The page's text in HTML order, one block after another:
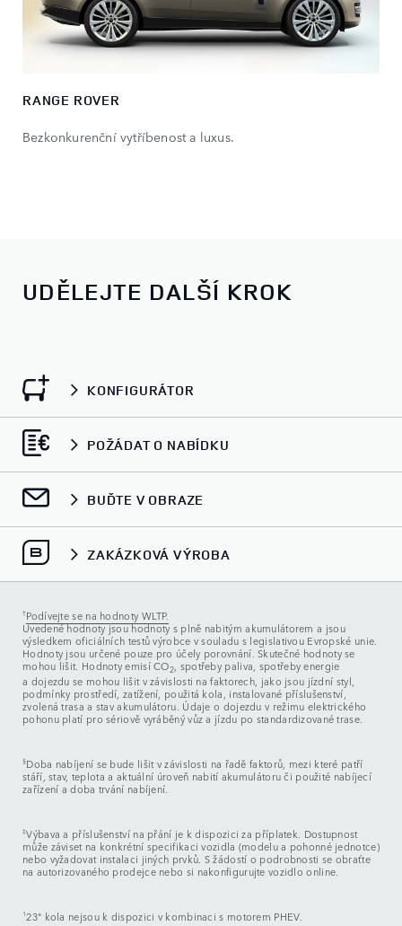
RANGE ROVER
Bezkonkurenční vytříbenost a luxus.
UDĚLEJTE DALŠÍ KROK
KONFIGURÁTOR
POŽÁDAT O NABÍDKU
BUĎTE V OBRAZE
ZAKÁZKOVÁ VÝROBA
†Podívejte se na hodnoty WLTP.
Uvedené hodnoty jsou hodnoty s plně nabitým akumulátorem a jsou
výsledkem oficiálních testů výrobce v souladu s legislativou Evropské unie.
Hodnoty jsou určené pouze pro účely porovnání. Skutečné hodnoty se
mohou lišit. Hodnoty emisí CO2, spotřeby paliva, spotřeby energie
a dojezdu se mohou lišit v závislosti na faktorech, jako jsou jízdní styl,
podmínky prostředí, zatížení, použitá kola, instalované příslušenství,
zvolená trasa a stav akumulátoru. Údaje o dojezdu v režimu elektrického
pohonu platí pro sériově vyráběný vůz a jízdu po standardizované trase.
§Doba nabíjení se bude lišit v závislosti na řadě faktorů, mezi které patří
stáří, stav, teplota a aktuální úroveň nabití akumulátoru či použité nabíjecí
zařízení a doba trvání nabíjení.
‡Výbava a příslušenství na přání je k dispozici za příplatek. Dostupnost
může záviset na konkrétní specifikaci vozidla (modelu a pohonné jednotce)
nebo vyžadovat instalaci jiných prvků. S žádostí o podrobnosti se obraťte
na autorizovaného prodejce nebo si nakonfigurujte vozidlo online.
123" kola nejsou k dispozici v kombinaci s motorem PHEV.